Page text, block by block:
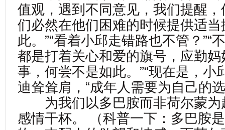
值观，遇到不同意见，我们提醒
们必然在他们困难的时候提供适
此。”“看着小邱走错路也不管？”“
都是打着关心和爱的旗号，应勤
事，何尝不是如此。”“现在是，小
迪耸耸肩，“成年人需要为自己的
为我们以多巴胺而非荷尔蒙为
感情干杯。 （科普一下：多巴胺